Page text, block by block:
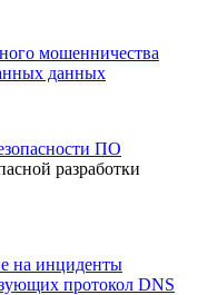
мошенничества
данных
ПО
разработки
на инциденты
протокол DNS